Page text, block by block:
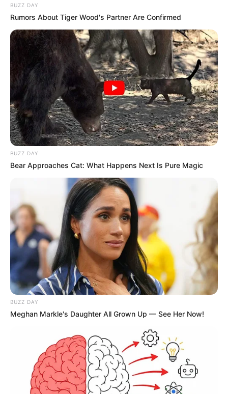
BUZZ DAY
Rumors About Tiger Wood's Partner Are Confirmed
BUZZ DAY
Bear Approaches Cat: What Happens Next Is Pure Magic
BUZZ DAY
Meghan Markle's Daughter All Grown Up — See Her Now!